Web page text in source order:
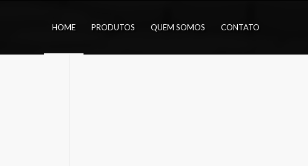
HOME PRODUTOS QUEM SOMOS CONTATO